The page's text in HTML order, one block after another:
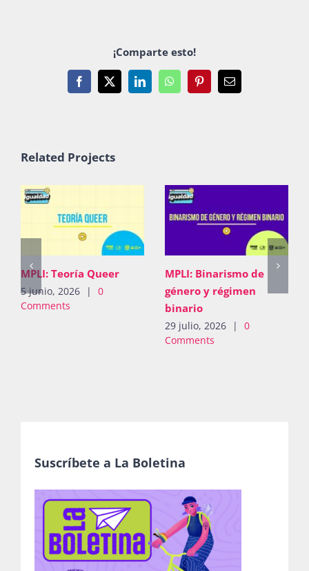
¡Comparte esto!
Facebook
X LinkedInWhatsAppPinterestEmail
Related Projects
MPLI: Teoría Queer
5 junio, 2026 |
0
Comments
MPLI: Binarismo de
género y régimen
binario
29 julio, 2026 |
0
Comments
Suscríbete a La Boletina